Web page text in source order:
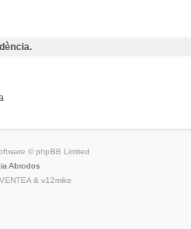
© phpBB Limited
Abrodos
& v12mike